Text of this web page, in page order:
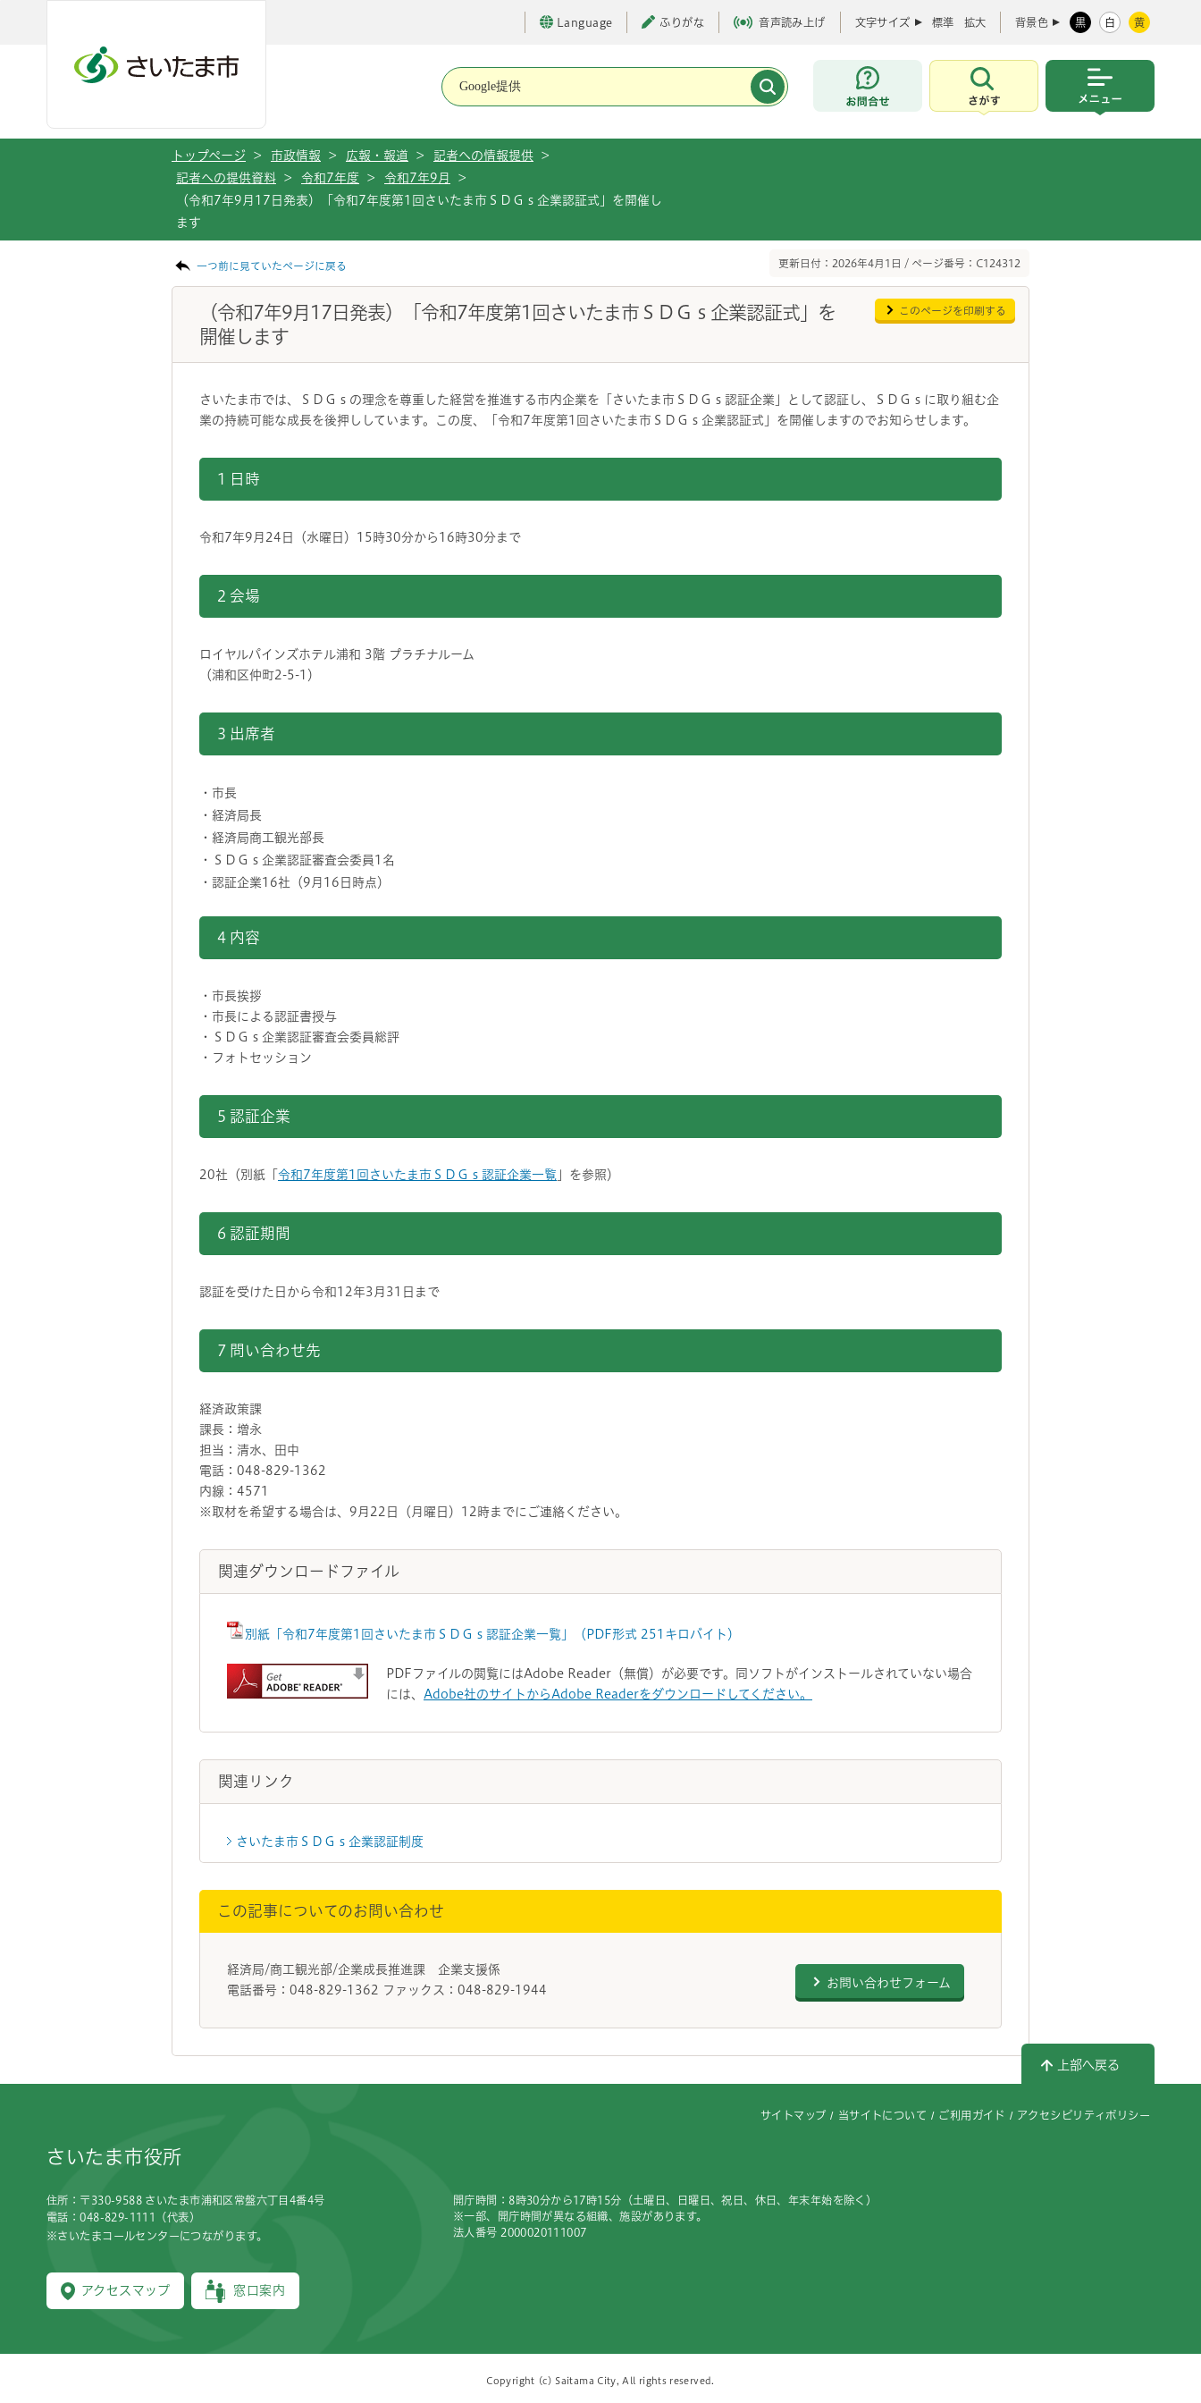
Language ふりがな 音声読み上げ 文字サイズ 標準 拡大 背景色 黒 白 黄
お問合せ
さがす
トップページ > 市政情報 > 広報・報道 > 記者への情報提供
>
記者への提供資料
> 令和7年度 > 令和7年9月
>
（令和7年9月17日発表）「令和7年度第1回さいたま市ＳＤＧｓ企業認証式」を開催し
ます
一つ前に見ていたページに戻る 更新日付：2026年4月1日 / ページ番号：C124312
（令和7年9月17日発表）「令和7年度第1回さいたま市ＳＤＧｓ企業認証式」を
開催します
このページを印刷する
さいたま市では、ＳＤＧｓの理念を尊重した経営を推進する市内企業を「さいたま市ＳＤＧｓ認証企業」として認証し、ＳＤＧｓに取り組む企
業の持続可能な成長を後押ししています。この度、「令和7年度第1回さいたま市ＳＤＧｓ企業認証式」を開催しますのでお知らせします。
1 日時
令和7年9月24日（水曜日）15時30分から16時30分まで
2 会場
ロイヤルパインズホテル浦和 3階 プラチナルーム
（浦和区仲町2-5-1）
3 出席者
・市長
・経済局長
・経済局商工観光部長
・ＳＤＧｓ企業認証審査会委員1名
・認証企業16社（9月16日時点）
4 内容
・市長挨拶
・市長による認証書授与
・ＳＤＧｓ企業認証審査会委員総評
・フォトセッション
5 認証企業
20社（別紙「 令和7年度第1回さいたま市ＳＤＧｓ認証企業一覧 」を参照）
6 認証期間
認証を受けた日から令和12年3月31日まで
7 問い合わせ先
経済政策課
課長：増永
担当：清水、田中
電話：048-829-1362
内線：4571
※取材を希望する場合は、9月22日（月曜日）12時までにご連絡ください。
関連ダウンロードファイル
別紙「令和7年度第1回さいたま市ＳＤＧｓ認証企業一覧」（PDF形式 251キロバイト）
PDFファイルの閲覧にはAdobe Reader（無償）が必要です。同ソフトがインストールされていない場合
には、 Adobe社のサイトからAdobe Readerをダウンロードしてください。
関連リンク
さいたま市ＳＤＧｓ企業認証制度
この記事についてのお問い合わせ
経済局/商工観光部/企業成長推進課 企業支援係
電話番号：048-829-1362 ファックス：048-829-1944
お問い合わせフォーム
上部へ戻る
サイトマップ 当サイトについて ご利用ガイド アクセシビリティポリシー
さいたま市役所
住所：〒330-9588 さいたま市浦和区常盤六丁目4番4号
電話：048-829-1111（代表）
※さいたまコールセンターにつながります。
アクセスマップ 窓口案内
開庁時間：8時30分から17時15分（土曜日、日曜日、祝日、休日、年末年始を除く）
※一部、開庁時間が異なる組織、施設があります。
法人番号 2000020111007
Copyright (c) Saitama City, All rights reserved.